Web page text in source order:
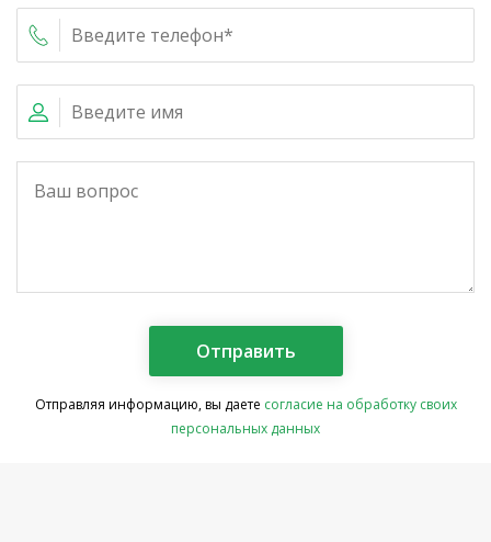
Отправляя информацию, вы даете согласие на обработку своих
персональных данных